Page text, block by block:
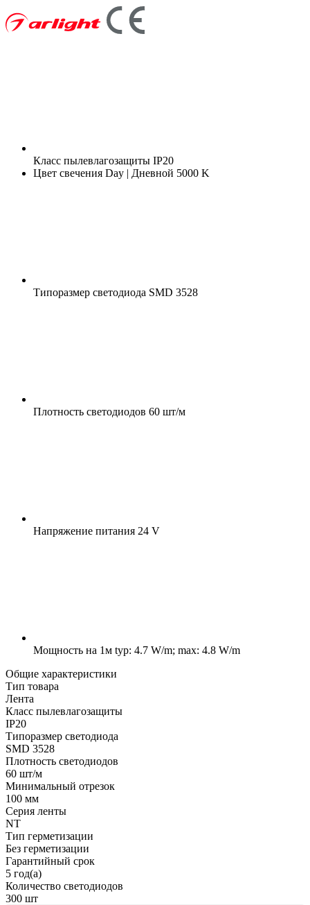
Класс пылевлагозащиты IP20
Цвет свечения Day | Дневной 5000 K
Типоразмер светодиода SMD 3528
Плотность светодиодов 60 шт/м
Напряжение питания 24 V
Мощность на 1м typ: 4.7 W/m; max: 4.8 W/m
Общие характеристики
Тип товара
Лента
Класс пылевлагозащиты
IP20
Типоразмер светодиода
SMD 3528
Плотность светодиодов
60 шт/м
Минимальный отрезок
100 мм
Серия ленты
NT
Тип герметизации
Без герметизации
Гарантийный срок
5 год(а)
Количество светодиодов
300 шт